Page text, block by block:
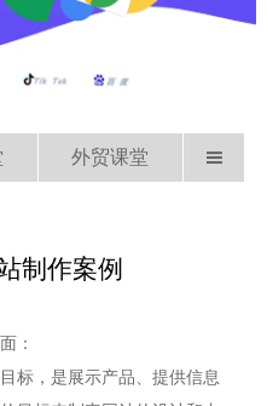
外贸课堂 
制作案例
：
标，是展示产品、提供信息